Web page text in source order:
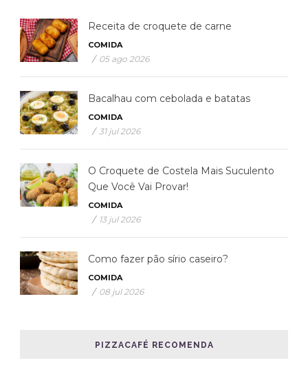
Receita de croquete de carne
COMIDA
/ 05 ago 2026
Bacalhau com cebolada e batatas
COMIDA
/ 31 jul 2026
O Croquete de Costela Mais Suculento
Que Você Vai Provar!
COMIDA
/ 13 jul 2026
Como fazer pão sírio caseiro?
COMIDA
/ 08 jul 2026
PIZZACAFÉ RECOMENDA